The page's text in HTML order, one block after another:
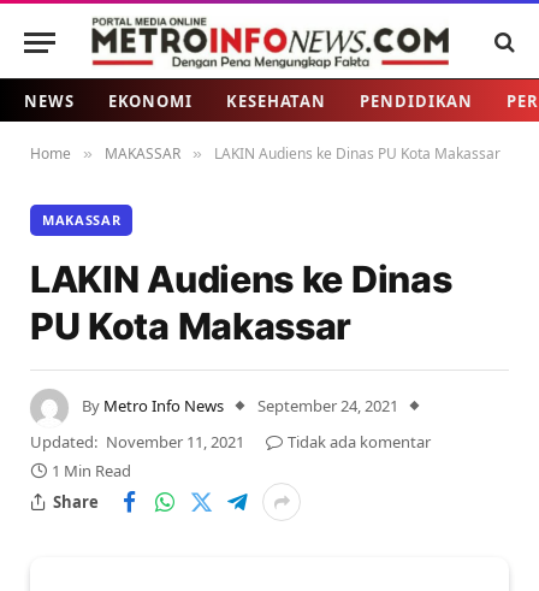
NEWS EKONOMI KESEHATAN PENDIDIKAN
Home » MAKASSAR » LAKIN Audiens ke Dinas PU Kota Makassar
MAKASSAR
LAKIN Audiens ke Dinas
PU Kota Makassar
By Metro Info News
September 24, 2021
Updated: November 11, 2021
Tidak ada komentar
1 Min Read
Share